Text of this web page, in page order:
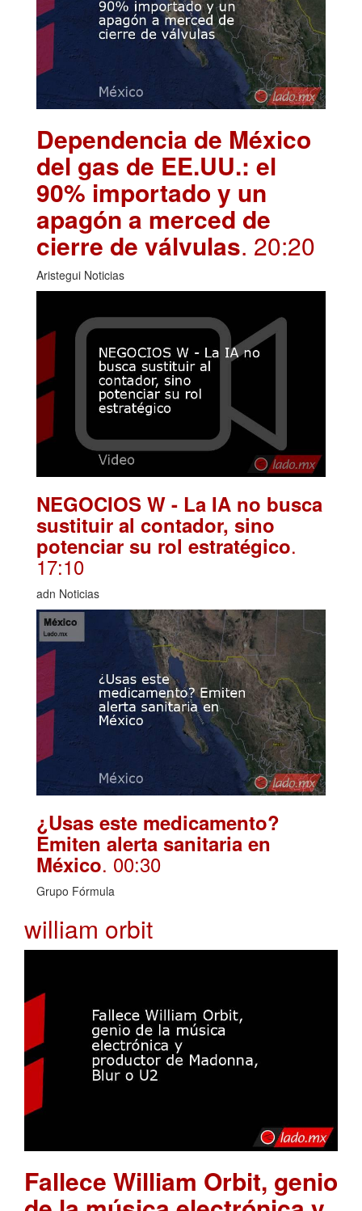
Dependencia de México
del gas de EE.UU.: el
90% importado y un
apagón a merced de
cierre de válvulas. 20:20
Aristegui Noticias
NEGOCIOS W - La IA no busca
sustituir al contador, sino
potenciar su rol estratégico.
17:10
adn Noticias
¿Usas este medicamento?
Emiten alerta sanitaria en
México. 00:30
Grupo Fórmula
william orbit
Fallece William Orbit, genio